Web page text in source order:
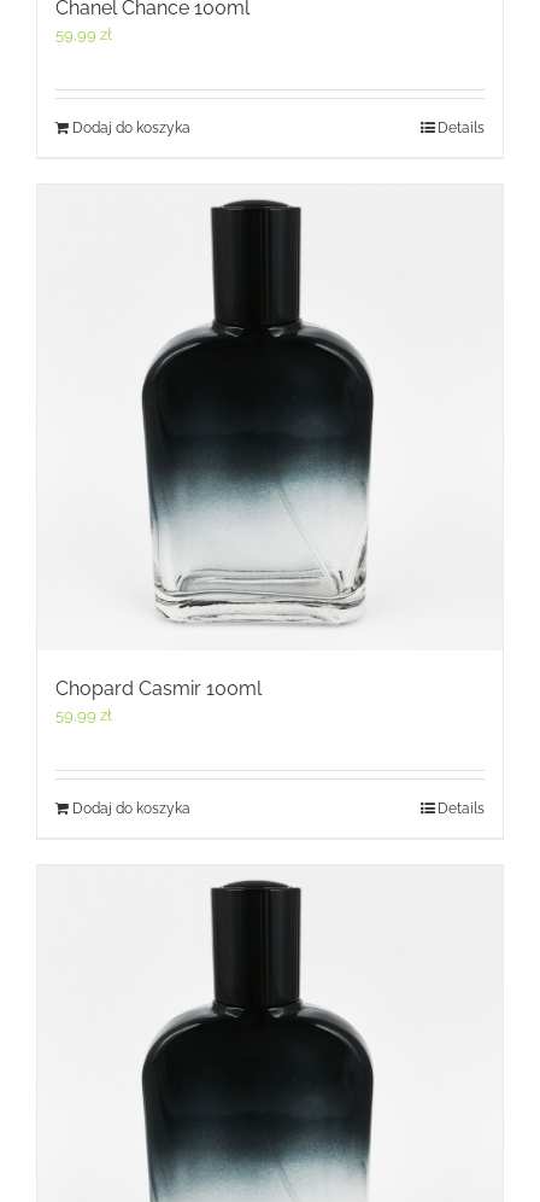
Chanel Chance 100ml
59,99 zł
Dodaj do koszyka Details
Chopard Casmir 100ml
59,99 zł
Dodaj do koszyka Details